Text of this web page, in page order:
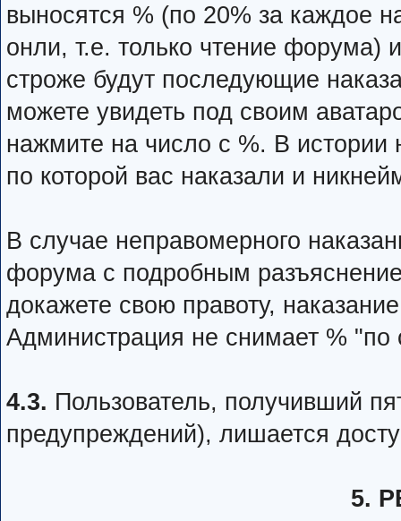
выносятся % (по 20% за каждое
онли, т.е. только чтение
строже будут последующие
можете увидеть под своим
нажмите на число с %. В истории
по которой вас наказали и
В случае неправомерного
форума с подробным
докажете свою правоту,
Администрация не снимает % "по
4.3. Пользователь, получивший
предупреждений), лишается
5.